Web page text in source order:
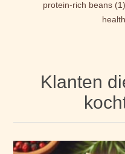
protein-rich beans (1)
Klanten